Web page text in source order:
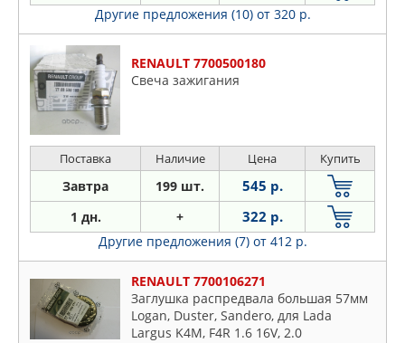
Другие предложения (10) от 320 р.
RENAULT 7700500180
Свеча зажигания
Поставка Наличие Цена Купить
Завтра 199 шт. 545 р.
1 дн. + 322 р.
Другие предложения (7) от 412 р.
RENAULT 7700106271
Заглушка распредвала большая 57мм
Logan, Duster, Sandero, для Lada
Largus K4M, F4R 1.6 16V, 2.0